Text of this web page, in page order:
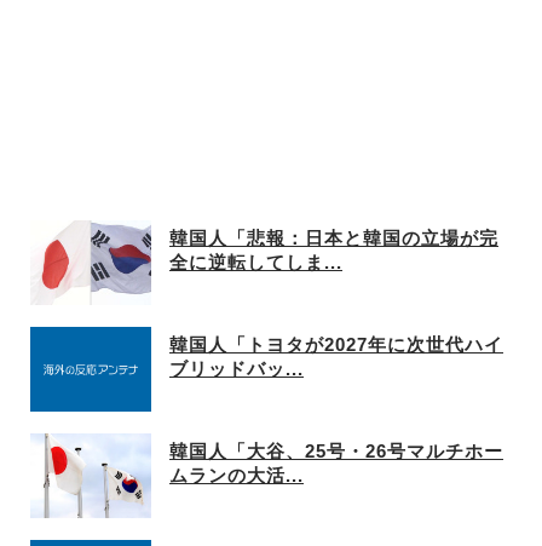
韓国人「悲報：日本と韓国の立場が完
全に逆転してしま...
韓国人「トヨタが2027年に次世代ハイ
ブリッドバッ...
韓国人「大谷、25号・26号マルチホー
ムランの大活...